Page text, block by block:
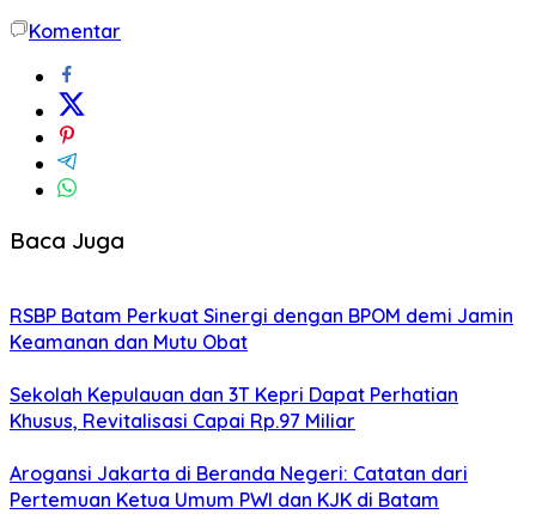
Komentar
Baca Juga
RSBP Batam Perkuat Sinergi dengan BPOM demi Jamin
Keamanan dan Mutu Obat
Sekolah Kepulauan dan 3T Kepri Dapat Perhatian
Khusus, Revitalisasi Capai Rp.97 Miliar
Arogansi Jakarta di Beranda Negeri: Catatan dari
Pertemuan Ketua Umum PWI dan KJK di Batam